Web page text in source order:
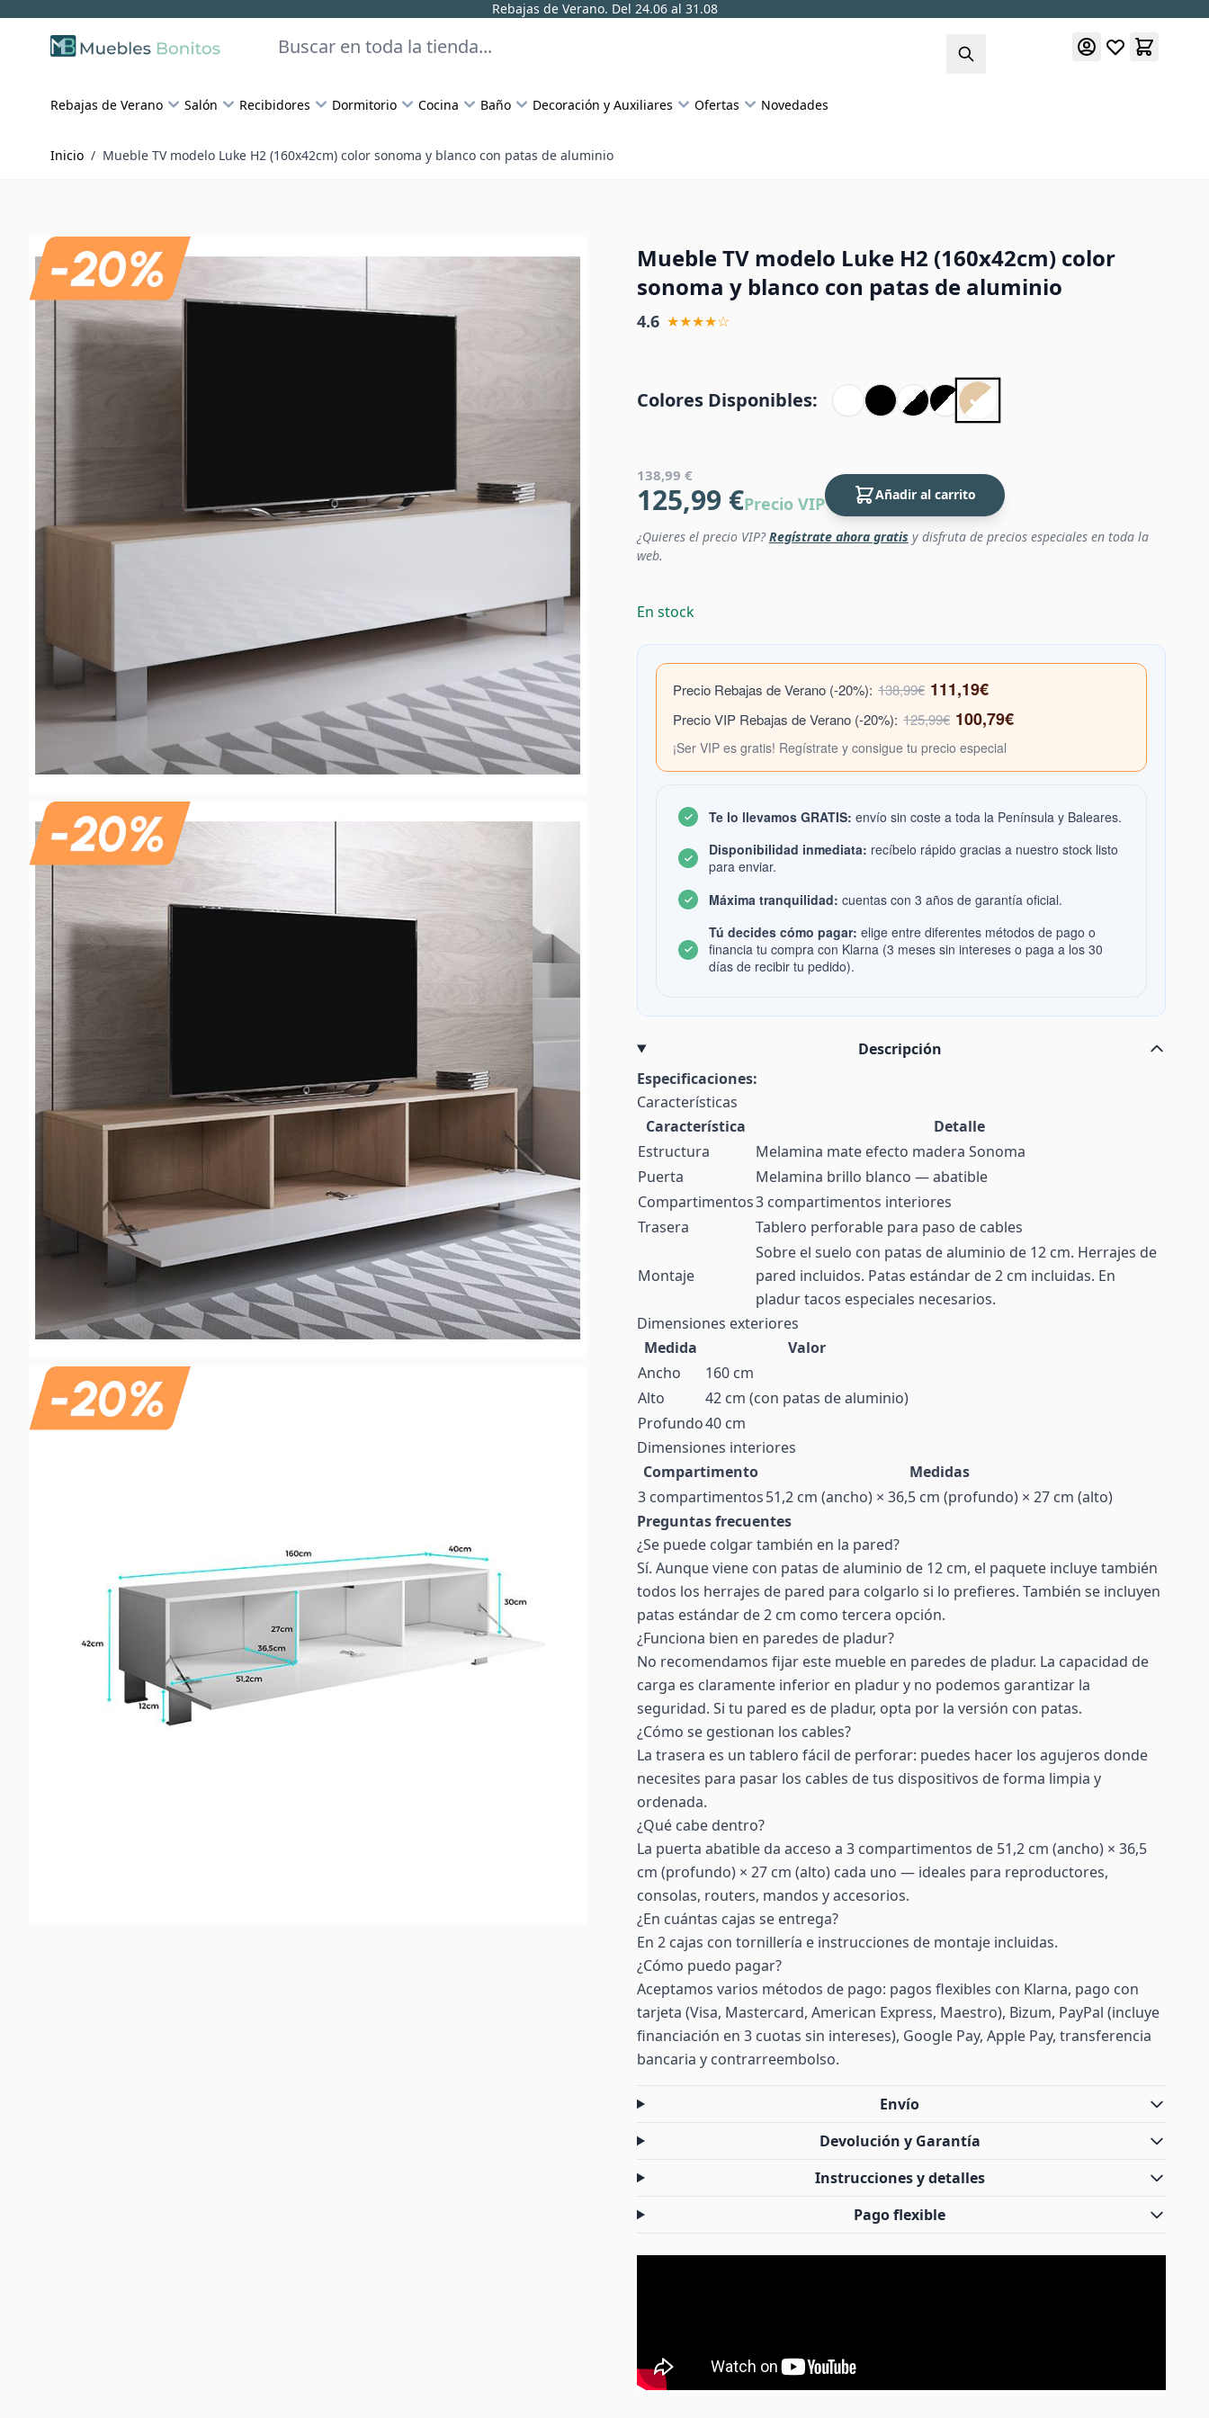
Rebajas de Verano. Del 24.06 al 31.08
Skip to Content
Buscar
Rebajas de Verano Salón Recibidores Dormitorio Cocina Baño Decoración y Auxiliares Ofertas Novedades
Inicio / Mueble TV modelo Luke H2 (160x42cm) color sonoma y blanco con patas de aluminio
Mueble TV modelo Luke H2 (160x42cm) color
sonoma y blanco con patas de aluminio
4.6 ★★★★☆
Colores Disponibles:
138,99 €
125,99 €Precio VIP Añadir al carrito
¿Quieres el precio VIP?Regístrate ahora gratis y disfruta de precios especiales en toda la
web.
En stock
Precio Rebajas de Verano (-20%): 138,99€ 111,19€
Precio VIP Rebajas de Verano (-20%): 125,99€ 100,79€
¡Ser VIP es gratis! Regístrate y consigue tu precio especial
Te lo llevamos GRATIS: envío sin coste a toda la Península y Baleares.
Disponibilidad inmediata: recíbelo rápido gracias a nuestro stock listo
para enviar.
Máxima tranquilidad: cuentas con 3 años de garantía oficial.
Tú decides cómo pagar: elige entre diferentes métodos de pago o
financia tu compra con Klarna (3 meses sin intereses o paga a los 30
días de recibir tu pedido).
Descripción
Especificaciones:
Características
Característica
Detalle
Estructura
Melamina mate efecto madera Sonoma
Puerta
Melamina brillo blanco — abatible
Compartimentos3 compartimentos interiores
Trasera
Tablero perforable para paso de cables
Montaje
Sobre el suelo con patas de aluminio de 12 cm. Herrajes de
pared incluidos. Patas estándar de 2 cm incluidas. En
pladur tacos especiales necesarios.
Dimensiones exteriores
Medida
Valor
Ancho
160 cm
Alto
42 cm (con patas de aluminio)
Profundo40 cm
Dimensiones interiores
Compartimento
Medidas
3 compartimentos51,2 cm (ancho) × 36,5 cm (profundo) × 27 cm (alto)
Preguntas frecuentes
¿Se puede colgar también en la pared?
Sí. Aunque viene con patas de aluminio de 12 cm, el paquete incluye también
todos los herrajes de pared para colgarlo si lo prefieres. También se incluyen
patas estándar de 2 cm como tercera opción.
¿Funciona bien en paredes de pladur?
No recomendamos fijar este mueble en paredes de pladur. La capacidad de
carga es claramente inferior en pladur y no podemos garantizar la
seguridad. Si tu pared es de pladur, opta por la versión con patas.
¿Cómo se gestionan los cables?
La trasera es un tablero fácil de perforar: puedes hacer los agujeros donde
necesites para pasar los cables de tus dispositivos de forma limpia y
ordenada.
¿Qué cabe dentro?
La puerta abatible da acceso a 3 compartimentos de 51,2 cm (ancho) × 36,5
cm (profundo) × 27 cm (alto) cada uno — ideales para reproductores,
consolas, routers, mandos y accesorios.
¿En cuántas cajas se entrega?
En 2 cajas con tornillería e instrucciones de montaje incluidas.
¿Cómo puedo pagar?
Aceptamos varios métodos de pago: pagos flexibles con Klarna, pago con
tarjeta (Visa, Mastercard, American Express, Maestro), Bizum, PayPal (incluye
financiación en 3 cuotas sin intereses), Google Pay, Apple Pay, transferencia
bancaria y contrarreembolso.
Envío
Devolución y Garantía
Instrucciones y detalles
Pago flexible